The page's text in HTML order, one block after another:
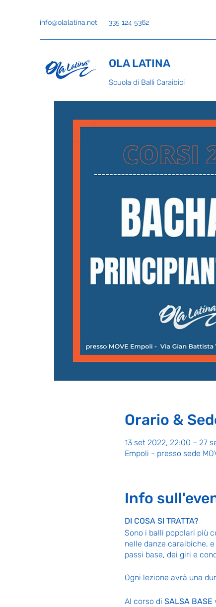
info@olalatina.net 335 124 5362
OLA LATINA
Scuola di Balli Caraibici
Orario &
13 set 2022, 22:00 – 27
Empoli - presso sede
Info
DI COSA SI TRATTA?
Sono i balli popolari più
nelle danze caraibiche,
passi base, dei giri e
Ogni lezione avrà una
Al corso di SALSA BASE